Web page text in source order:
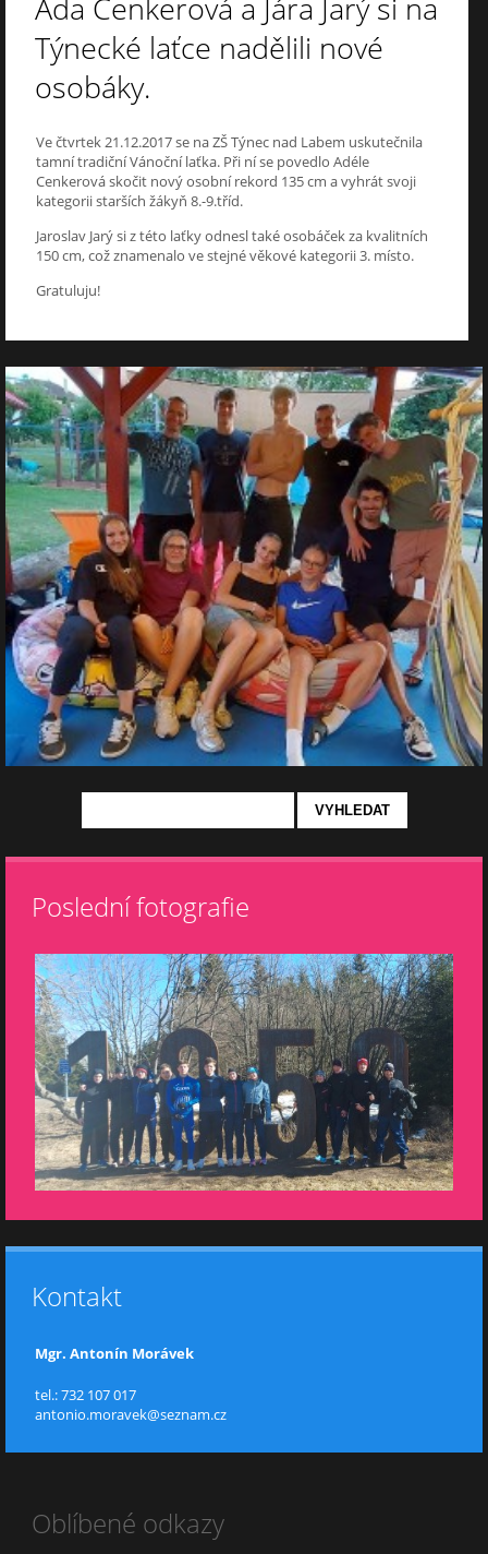
Áda Cenkerová a Jára Jarý si na
Týnecké laťce nadělili nové
osobáky.
Ve čtvrtek 21.12.2017 se na ZŠ Týnec nad Labem uskutečnila
tamní tradiční Vánoční laťka. Při ní se povedlo Adéle
Cenkerová skočit nový osobní rekord 135 cm a vyhrát svoji
kategorii starších žákyň 8.-9.tříd.
Jaroslav Jarý si z této laťky odnesl také osobáček za kvalitních
150 cm, což znamenalo ve stejné věkové kategorii 3. místo.
Gratuluju!
Poslední fotografie
Kontakt
Mgr. Antonín Morávek
tel.: 732 107 017
antonio.moravek@seznam.cz
Oblíbené odkazy